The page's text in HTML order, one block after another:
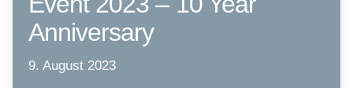
Anniversary
9. August 2023